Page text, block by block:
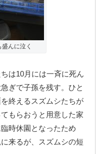
んに泣く
は10月には一斉に死ん
ぎで子孫を残す。ひと
終えるスズムシたちが
もらおうと用意した家
時休園となったため
来るが、スズムシの短